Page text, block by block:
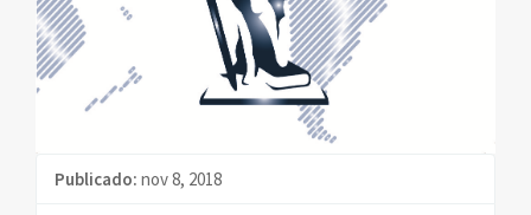
Publicado: nov 8, 2018